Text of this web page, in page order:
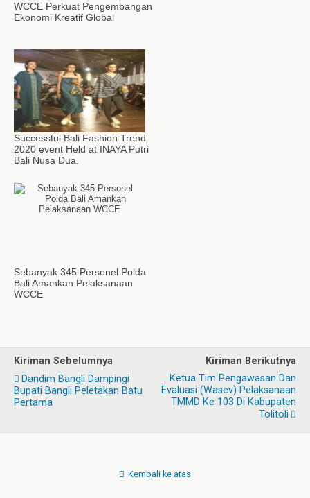
WCCE Perkuat Pengembangan
Ekonomi Kreatif Global
Successful Bali Fashion Trend
2020 event Held at INAYA Putri
Bali Nusa Dua.
Sebanyak 345 Personel Polda
Bali Amankan Pelaksanaan
WCCE
Kiriman Sebelumnya
Dandim Bangli Dampingi
Bupati Bangli Peletakan Batu
Pertama
Kiriman Berikutnya
Ketua Tim Pengawasan Dan
Evaluasi (Wasev) Pelaksanaan
TMMD Ke 103 Di Kabupaten
Tolitoli
Kembali ke atas